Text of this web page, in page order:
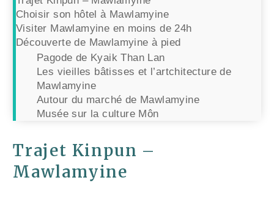
Choisir son hôtel à Mawlamyine
Visiter Mawlamyine en moins de 24h
Découverte de Mawlamyine à pied
Pagode de Kyaik Than Lan
Les vieilles bâtisses et l’artchitecture de
Mawlamyine
Autour du marché de Mawlamyine
Musée sur la culture Môn
Trajet Kinpun –
Mawlamyine